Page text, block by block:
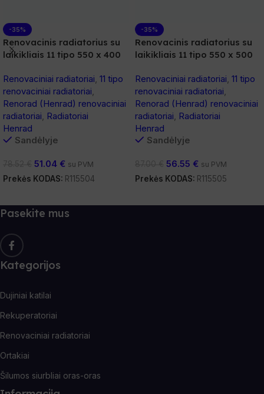
-35%
Renovacinis radiatorius su
laikikliais 11 tipo 550 x 400
Renovaciniai radiatoriai 11 tipo
renovaciniai radiatoriai
Renorad (Henrad) renovaciniai
radiatoriai Radiatoriai
Henrad
Sandėlyje
51.04 € su PVM
Prekės KODAS: R115504
-35%
Renovacinis radiatorius su
laikikliais 11 tipo 550 x 500
Renovaciniai radiatoriai 11 tipo
renovaciniai radiatoriai
Renorad (Henrad) renovaciniai
radiatoriai Radiatoriai
Henrad
Sandėlyje
56.55 € su PVM
Prekės KODAS: R115505
Pasekite mus
Kategorijos
Dujiniai katilai
Rekuperatoriai
Renovaciniai radiatoriai
Ortakiai
Šilumos siurbliai oras-oras